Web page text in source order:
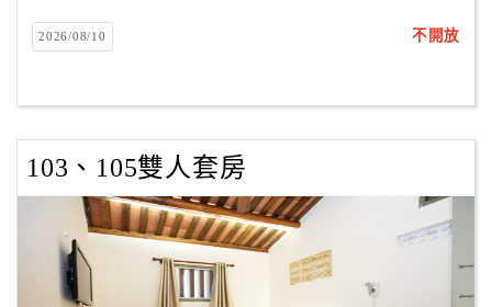
客2026/08/10 不開放
103、105雙人套房